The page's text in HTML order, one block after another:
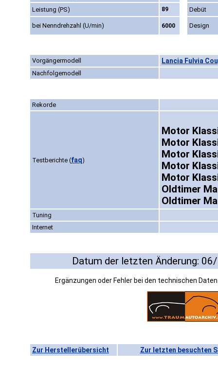
Leistung (PS)
89 Debüt
bei Nenndrehzahl (U/min) 6000 Design
Vorgängermodell Lancia Fulvia
Nachfolgemodell
Rekorde
Testberichte (faq)
Motor
Motor
Motor
Motor
Motor
Oldtimer
Oldtimer
Tuning
Internet
Datum der letzten Änderung:
Ergänzungen oder Fehler bei den technischen
Zur Herstellerübersicht Zur letzten besuchten